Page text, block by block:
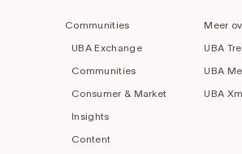
Communities
UBA Exchange
Communities
Consumer & Market
Insights
Content
Meer
UBA
UBA
UBA